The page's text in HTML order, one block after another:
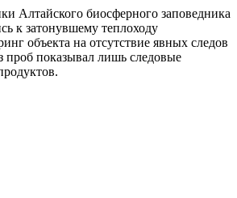
Алтайского биосферного заповедника
к затонувшему теплоходу
объекта на отсутствие явных следов
показывал лишь следовые